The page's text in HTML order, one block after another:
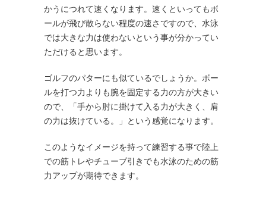
かうにつれて速くなります。速くといってもボ
ールが飛び散らない程度の速さですので、水泳
では大きな力は使わないという事が分かってい
ただけると思います。
ゴルフのパターにも似ているでしょうか。ボー
ルを打つ力よりも腕を固定する力の方が大きい
ので、「手から肘に掛けて入る力が大きく、肩
の力は抜けている。」という感覚になります。
このようなイメージを持って練習する事で陸上
での筋トレやチューブ引きでも水泳のための筋
力アップが期待できます。